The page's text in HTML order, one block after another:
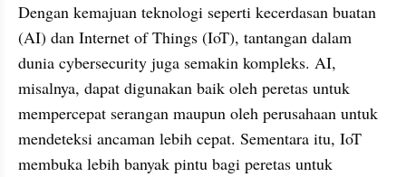
Dengan kemajuan teknologi seperti kecerdasan buatan
(AI) dan Internet of Things (IoT), tantangan dalam
dunia cybersecurity juga semakin kompleks. AI,
misalnya, dapat digunakan baik oleh peretas untuk
mempercepat serangan maupun oleh perusahaan untuk
mendeteksi ancaman lebih cepat. Sementara itu, IoT
membuka lebih banyak pintu bagi peretas untuk